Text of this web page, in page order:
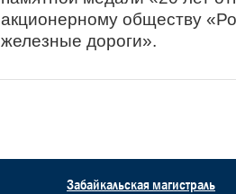
акционерному обществу
железные дороги».
Забайкальская магистраль